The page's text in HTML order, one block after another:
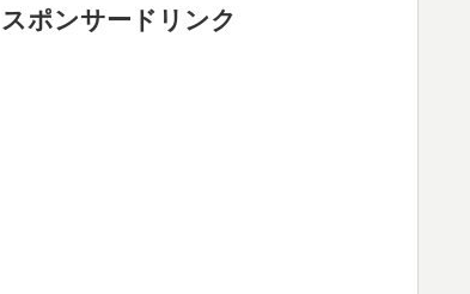
スポンサードリンク